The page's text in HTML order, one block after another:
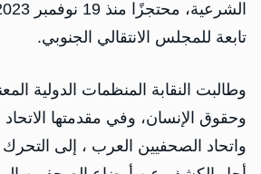
تابعة للمجلس الانتقالي الجنوبي.
وطالبت النقابة المنظمات الدولية
وحقوق الإنسان، وفي مقدمتها
واتحاد الصحفيين العرب ، إلى